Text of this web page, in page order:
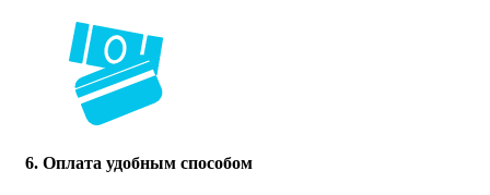
6. Оплата удобным способом